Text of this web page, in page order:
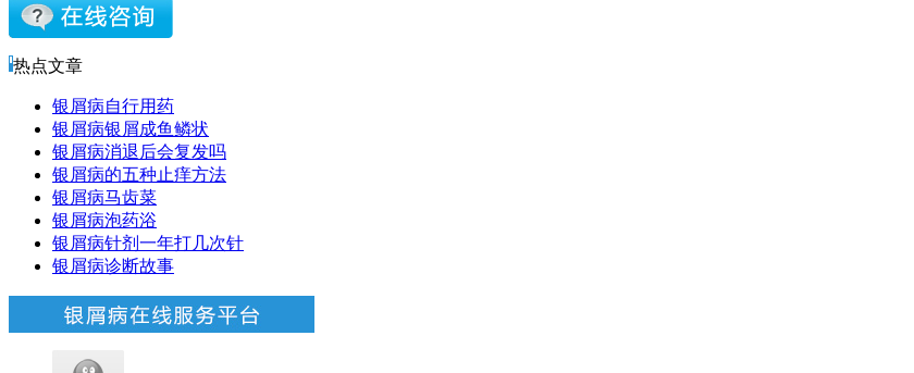
热点文章
银屑病自行用药
银屑病银屑成鱼鳞状
银屑病消退后会复发吗
银屑病的五种止痒方法
银屑病马齿菜
银屑病泡药浴
银屑病针剂一年打几次针
银屑病诊断故事